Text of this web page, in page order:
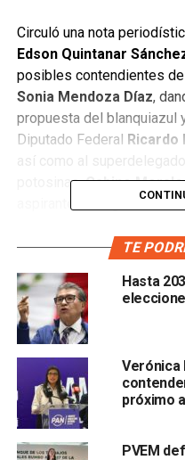
Circuló una nota
Edson Quintanar
posibles contendientes
Sonia Mendoza Díaz,
propuesta del blanquiazul
Diputado Federal Ricardo
así como al
potosinas,Gabino
aspirantes a la
Para tan pretenciosas
olvidó el tema de género
aclarando que las mujeres
como también lo está la
No debemos olvidar que
actual Presidenta del
mantuvo en la contienda
posibilidades de ser la
que verdaderamente hoy
como sabemos en política
TE
Hasta
Verónica
próximo
PVEM